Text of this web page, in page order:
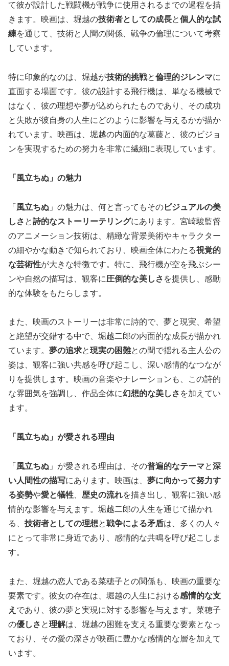
て彼が設計した戦闘機が戦争に使用されるまでの過程を描
きます。映画は、堀越の技術者としての成長と個人的な試
練を通じて、技術と人間の関係、戦争の倫理について考察
しています。
特に印象的なのは、堀越が技術的挑戦と倫理的ジレンマに
直面する場面です。彼の設計する飛行機は、単なる機械で
はなく、彼の理想や夢が込められたものであり、その成功
と失敗が彼自身の人生にどのように影響を与えるかが描か
れています。映画は、堀越の内面的な葛藤と、彼のビジョ
ンを実現するための努力を非常に繊細に表現しています。
「風立ちぬ」の魅力
「 風立ちぬ 」の魅力は、何と言ってもそのビジュアルの美
しさ と詩的なストーリーテリングにあります。宮崎駿監督
のアニメーション技術は、精緻な背景美術やキャラクター
の細やかな動きで知られており、映画全体にわたる視覚的
な芸術性が大きな特徴です。特に、飛行機が空を飛ぶシー
ンや自然の描写は、観客に圧倒的な美しさ を提供し、感動
的な体験をもたらします。
また、映画のストーリーは非常に詩的で、夢と現実、希望
と絶望が交錯する中で、堀越二郎の内面的な成長が描かれ
ています。 夢の追求と現実の困難との間で揺れる主人公の
姿は、観客に強い共感を呼び起こし、深い感情的なつなが
りを提供します。映画の音楽やナレーションも、この詩的
な雰囲気を強調し、作品全体に幻想的な美しさ を加えてい
ます。
「風立ちぬ」が愛される理由
「 風立ちぬ 」が愛される理由は、その普遍的なテーマと深
い人間性の描写にあります。映画は、 夢に向かって努力す
る姿勢や愛と犠牲 歴史の流れを描き出し、観客に強い感
情的な影響を与えます。堀越二郎の人生を通じて描かれ
る、 技術者としての理想と戦争による矛盾は、多くの人々
にとって非常に身近であり、感情的な共鳴を呼び起こしま
す。
また、堀越の恋人である菜穂子との関係も、映画の重要な
要素です。彼女の存在は、堀越の人生における感情的な支
え であり、彼の夢と実現に対する影響を与えます。菜穂子
の優しさ と理解は、堀越の困難を支える重要な要素となっ
ており、その愛の深さが映画に豊かな感情的な層を加えて
います。